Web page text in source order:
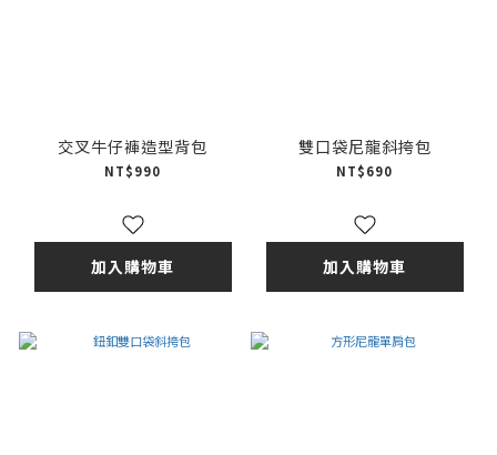
交叉牛仔褲造型背包
NT$990
加入購物車
雙口袋尼龍斜挎包
NT$690
加入購物車